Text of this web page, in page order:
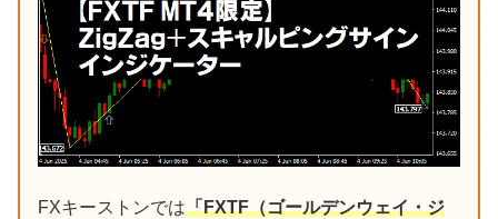
FXキーストンでは「FXTF（ゴールデンウェイ・ジ